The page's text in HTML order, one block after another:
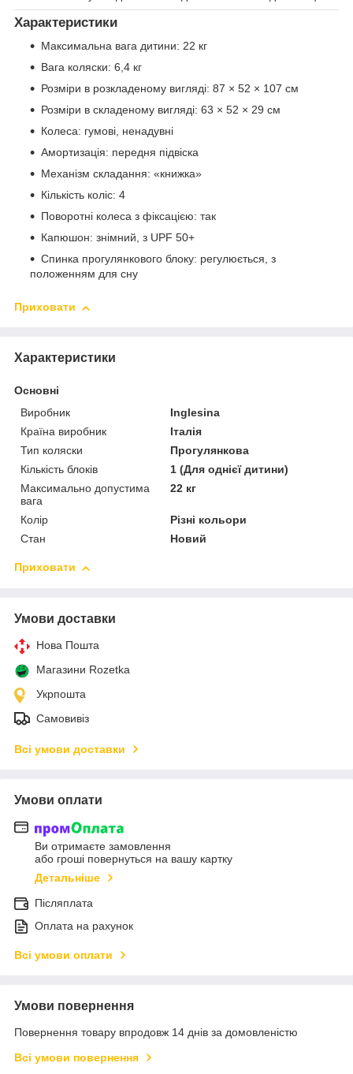
Характеристики
Максимальна вага дитини: 22 кг
Вага коляски: 6,4 кг
Розміри в розкладеному вигляді: 87 × 52 × 107 см
Розміри в складеному вигляді: 63 × 52 × 29 см
Колеса: гумові, ненадувні
Амортизація: передня підвіска
Механізм складання: «книжка»
Кількість коліс: 4
Поворотні колеса з фіксацією: так
Капюшон: знімний, з UPF 50+
Спинка прогулянкового блоку: регулюється, з
положенням для сну
Приховати
Характеристики
Основні
Виробник
Inglesina
Країна виробник
Італія
Тип коляски
Прогулянкова
Кількість блоків
1 (Для однієї дитини)
Максимально допустима
вага
22 кг
Колір
Різні кольори
Стан
Новий
Приховати
Умови доставки
Нова Пошта
Магазини Rozetka
Укрпошта
Самовивіз
Всі умови доставки
Умови оплати
Ви отримаєте замовлення
або гроші повернуться на вашу картку
Детальніше
Післяплата
Оплата на рахунок
Всі умови оплати
Умови повернення
Повернення товару впродовж 14 днів за домовленістю
Всі умови повернення